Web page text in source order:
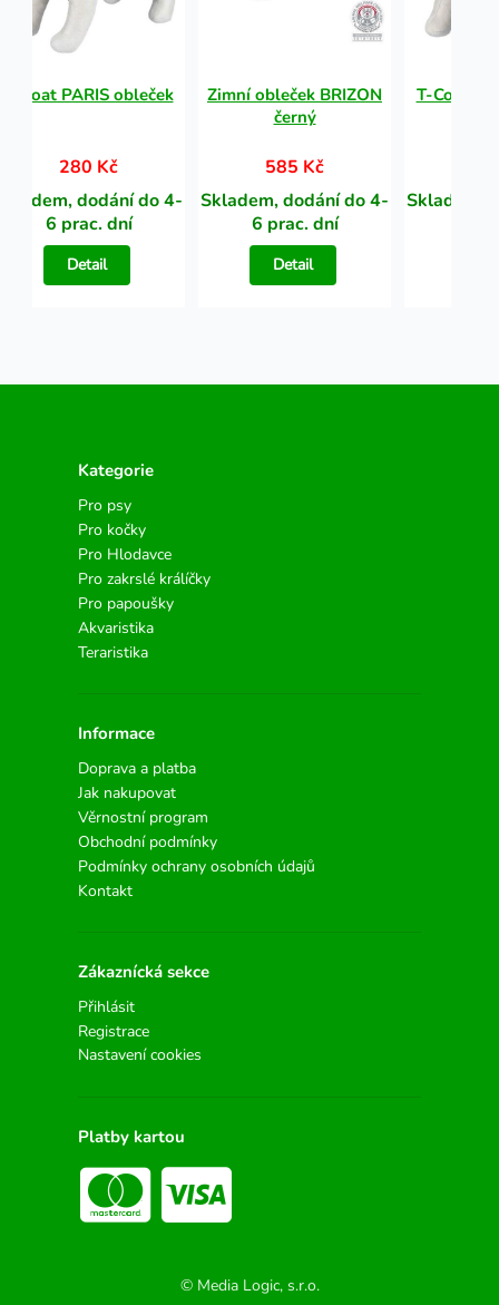
T-Coat PARIS obleček
280 Kč
dodání do 4-
6 prac. dní
Detail
Zimní obleček BRIZON
černý
585 Kč
Skladem, dodání do 4-
6 prac. dní
Detail
T-Coat
Skladem,
Kategorie
Pro psy
Pro kočky
Pro Hlodavce
Pro zakrslé králíčky
Pro papoušky
Akvaristika
Teraristika
Informace
Doprava a platba
Jak nakupovat
Věrnostní program
Obchodní podmínky
Podmínky ochrany osobních údajů
Kontakt
Zákaznícká sekce
Přihlásit
Registrace
Nastavení cookies
Platby kartou
© Media Logic, s.r.o.